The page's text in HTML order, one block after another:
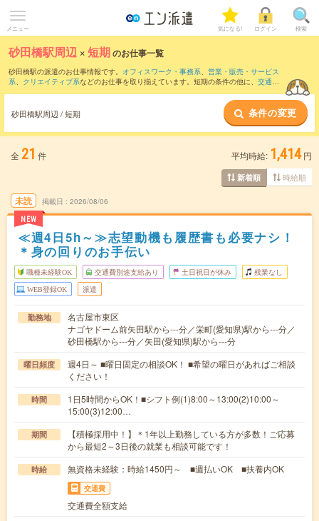
メニュー 気になる! ログイン 検索
砂田橋駅周辺 ×短期のお仕事一覧
砂田橋駅の派遣のお仕事情報です。 オフィスワーク・事務系、 営業・販売・サービス
系、 クリエイティブ系などのお仕事を取り揃えています。短期の条件の他に、 交通費
砂田橋駅周辺 / 短期 条件の変更
全 21 件 平均時給: 1,414 円
新着順 時給順
未読
NEW
掲載日 2026/08/06
≪週4日5h～≫志望動機も履歴書も必要ナシ！
＊身の回りのお手伝い
職種未経験OK 交通費別途支給あり 土日祝日が休み 残業なし
WEB登録OK 派遣
勤務地
名古屋市東区
ナゴヤドーム前矢田駅から---分／栄町(愛知県)駅から---分／
砂田橋駅から---分／矢田(愛知県)駅から---分
曜日頻度
週4日～ ■曜日固定の相談OK！ ■希望の曜日があればご相談
ください！
時間
1日5時間からOK！■シフト例(1)8:00～13:00(2)10:00～
15:00(3)12:00…
期間
【積極採用中！】＊1年以上勤務している方が多数！ご応募
から最短2～3日後の就業も相談可能です！
時給 無資格未経験：時給1450円～ ■週払いOK ■扶養内OK
交通費
交通費全額支給